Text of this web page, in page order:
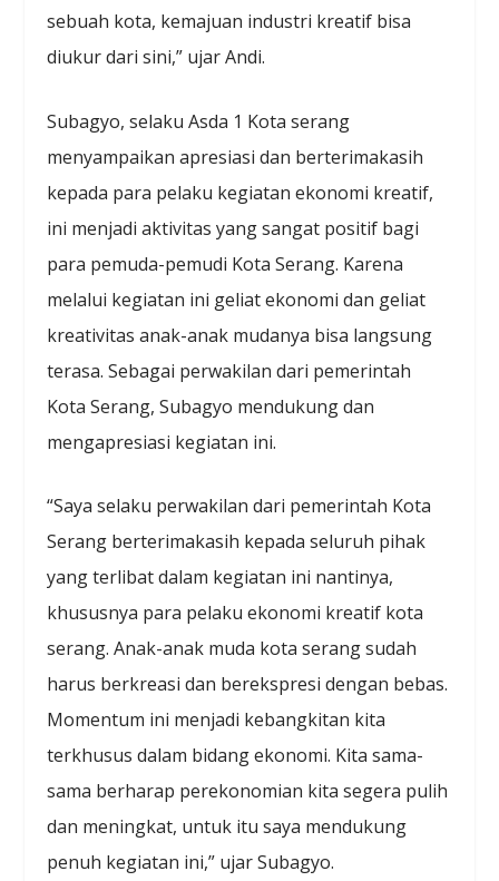
sebuah kota, kemajuan industri kreatif bisa
diukur dari sini,” ujar Andi.
Subagyo, selaku Asda 1 Kota serang
menyampaikan apresiasi dan berterimakasih
kepada para pelaku kegiatan ekonomi kreatif,
ini menjadi aktivitas yang sangat positif bagi
para pemuda-pemudi Kota Serang. Karena
melalui kegiatan ini geliat ekonomi dan geliat
kreativitas anak-anak mudanya bisa langsung
terasa. Sebagai perwakilan dari pemerintah
Kota Serang, Subagyo mendukung dan
mengapresiasi kegiatan ini.
“Saya selaku perwakilan dari pemerintah Kota
Serang berterimakasih kepada seluruh pihak
yang terlibat dalam kegiatan ini nantinya,
khususnya para pelaku ekonomi kreatif kota
serang. Anak-anak muda kota serang sudah
harus berkreasi dan berekspresi dengan bebas.
Momentum ini menjadi kebangkitan kita
terkhusus dalam bidang ekonomi. Kita sama-
sama berharap perekonomian kita segera pulih
dan meningkat, untuk itu saya mendukung
penuh kegiatan ini,” ujar Subagyo.